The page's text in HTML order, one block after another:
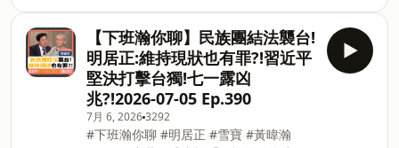
潛在參選人中，2028只有蔣萬安能贏賴清
德。既然蔣萬安已是藍營最強母雞，建議
他今年把力氣花在宜蘭、高雄、嘉義縣，
先幫國民黨穩住三縣市，2028才能在黨內
勝出，拿到和賴清德正面對決的門票。 --
Hosting provided by SoundOn
多竹北建設卡在新竹縣政府冗長的行政流
程，雖然縣府人力也很缺乏，但是在行政
流程上還是可以做調整，尤其東區市場改
建後，會有新竹最大的托嬰中心、再加上
展演空間，對竹北市民與新竹縣民來說都
是很便利的空間，若自己能當選新竹縣
長，可以將竹北經驗帶到新竹縣，讓新竹
【下班瀚你聊】民族團結法襲台!
明居正:維持現狀也有罪?!習近平
堅決打擊台獨!七一露凶
兆?!2026-07-05 Ep.390
7月 6, 20263292
#下班瀚你聊 #明居正 #雪寶 #黃暐瀚